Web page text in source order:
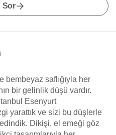
Sor
bembeyaz saflığıyla her
bir gelinlik düşü vardır.
Esenyurt
yarattık ve sizi bu düşlerle
Dikişi, el emeği göz